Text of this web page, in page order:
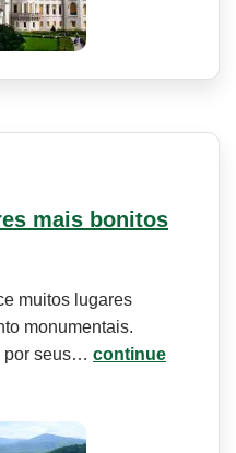
mais bonitos
muitos lugares
monumentais.
por seus… continue